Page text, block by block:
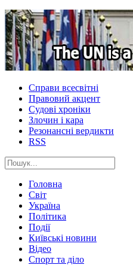
Справи всесвітні
Правовий акцент
Судові хроніки
Злочин і кара
Резонансні вердикти
RSS
Головна
Світ
Україна
Політика
Події
Київські новини
Відео
Спорт та діло